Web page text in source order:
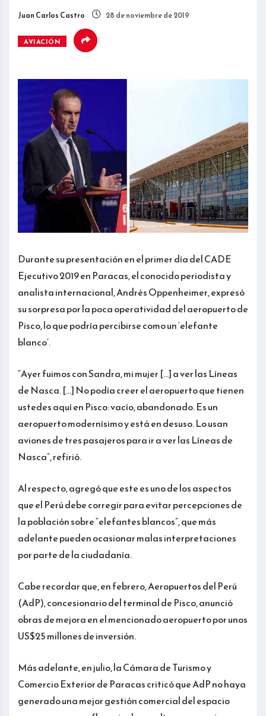
Juan Carlos Castro 28 de noviembre de 2019
AVIACIÓN
Durante su presentación en el primer día del CADE
Ejecutivo 2019 en Paracas, el conocido periodista y
analista internacional, Andrés Oppenheimer, expresó
su sorpresa por la poca operatividad del aeropuerto de
Pisco, lo que podría percibirse como un ‘elefante
blanco’.
“Ayer fuimos con Sandra, mi mujer […] a ver las Líneas
de Nasca. […] No podía creer el aeropuerto que tienen
ustedes aquí en Pisco: vacío, abandonado. Es un
aeropuerto modernísimo y está en desuso. Lo usan
aviones de tres pasajeros para ir a ver las Líneas de
Nasca”, refirió.
Al respecto, agregó que este es uno de los aspectos
que el Perú debe corregir para evitar percepciones de
la población sobre “elefantes blancos”, que más
adelante pueden ocasionar malas interpretaciones
por parte de la ciudadanía.
Cabe recordar que, en febrero, Aeropuertos del Perú
(AdP), concesionario del terminal de Pisco, anunció
obras de mejora en el mencionado aeropuerto por unos
US$25 millones de inversión.
Más adelante, en julio, la Cámara de Turismo y
Comercio Exterior de Paracas criticó que AdP no haya
generado una mejor gestión comercial del espacio